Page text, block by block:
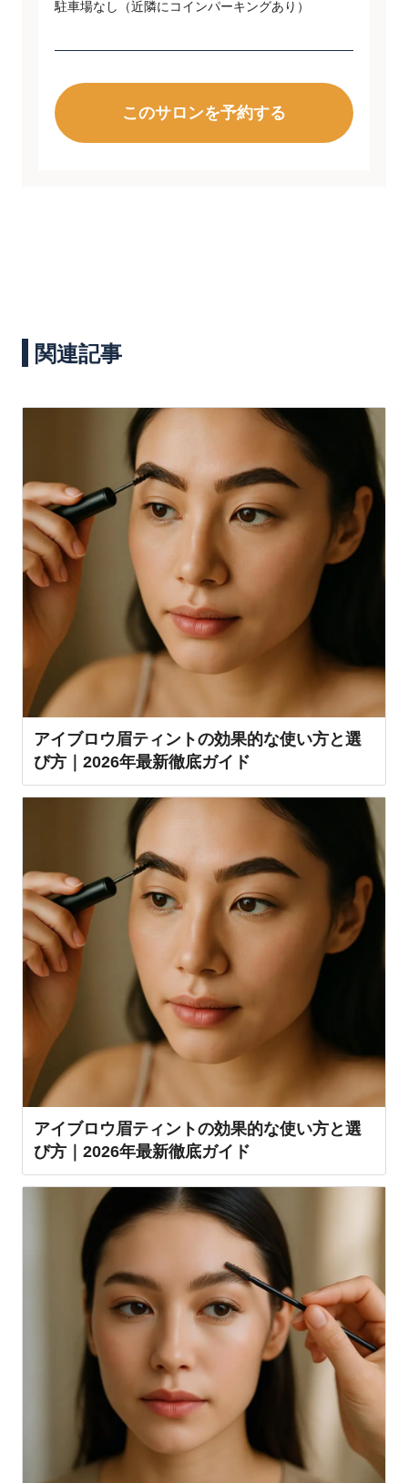
駐車場なし（近隣にコインパーキングあり）
このサロンを予約する
関連記事
アイブロウ眉ティントの効果的な使い方と選
び方｜2026年最新徹底ガイド
アイブロウ眉ティントの効果的な使い方と選
び方｜2026年最新徹底ガイド